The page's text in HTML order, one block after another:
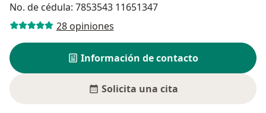
No. de cédula: 7853543 11651347
28 opiniones
Información de contacto
Solicita una cita